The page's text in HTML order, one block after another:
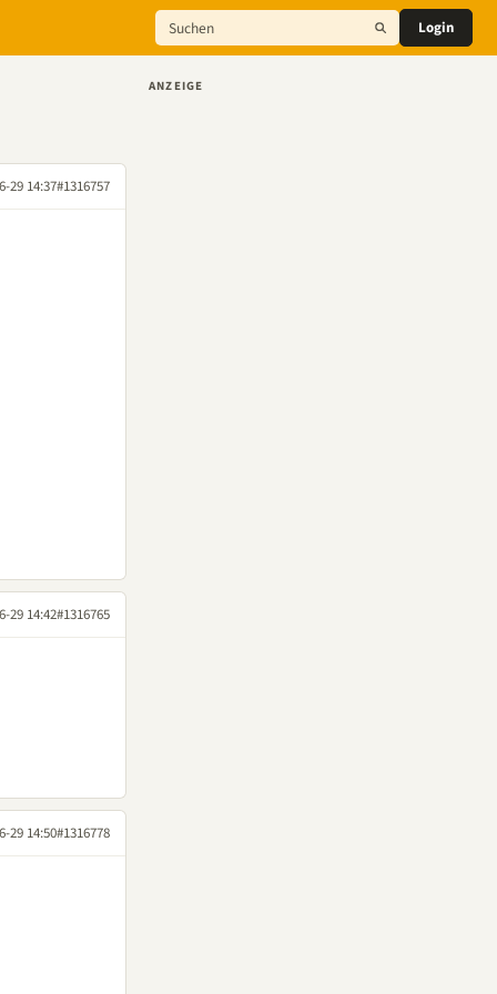
Login
29 14:37#1316757
29 14:42#1316765
29 14:50#1316778
ANZEIGE